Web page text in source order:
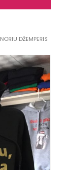
DŽEMPERIS